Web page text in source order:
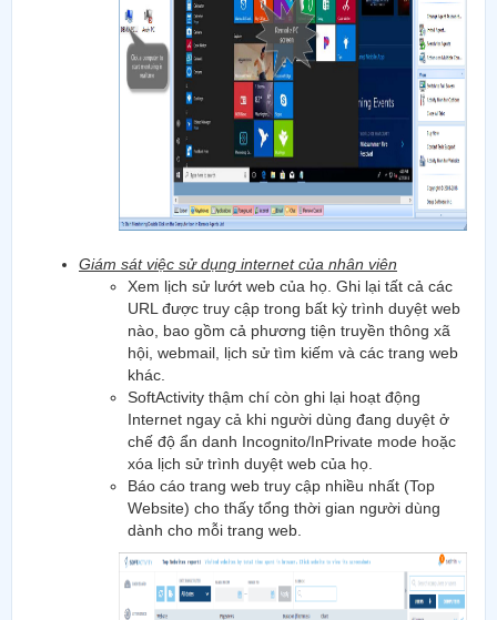
Giám sát việc sử dụng internet của nhân viên
Xem lịch sử lướt web của họ. Ghi lại tất cả các
URL được truy cập trong bất kỳ trình duyệt web
nào, bao gồm cả phương tiện truyền thông xã
hội, webmail, lịch sử tìm kiếm và các trang web
khác.
SoftActivity thậm chí còn ghi lại hoạt động
Internet ngay cả khi người dùng đang duyệt ở
chế độ ẩn danh Incognito/InPrivate mode hoặc
xóa lịch sử trình duyệt web của họ.
Báo cáo trang web truy cập nhiều nhất (Top
Website) cho thấy tổng thời gian người dùng
dành cho mỗi trang web.